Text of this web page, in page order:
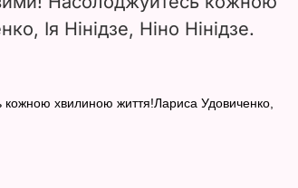
Ія Нінідзе, Ніно Нінідзе.
кожною хвилиною життя!Лариса Удовиченко,